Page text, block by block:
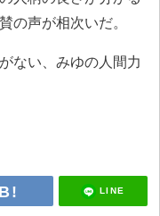
の声が相次いだ。
ない、みゆの人間力
LINE